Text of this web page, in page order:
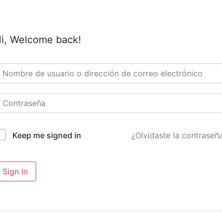
Welcome back!
Keep me signed in ¿Olvidaste la
Sign In